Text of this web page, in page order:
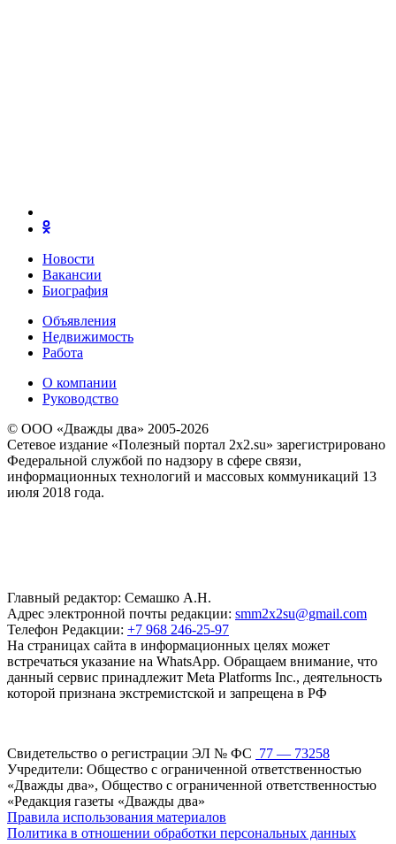
Новости
Вакансии
Биография
Объявления
Недвижимость
Работа
О компании
Руководство
© ООО «Дважды два» 2005-2026
Сетевое издание «Полезный портал 2x2.su» зарегистрировано
Федеральной службой по надзору в сфере связи,
информационных технологий и массовых коммуникаций 13
июля 2018 года.
Главный редактор: Семашко А.Н.
Адрес электронной почты редакции: smm2x2su@gmail.com
Телефон Редакции: +7 968 246-25-97
На страницах сайта в информационных целях может
встречаться указание на WhatsApp. Обращаем внимание, что
данный сервис принадлежит Meta Platforms Inc., деятельность
которой признана экстремистской и запрещена в РФ
Свидетельство о регистрации ЭЛ № ФС 77 — 73258
Учредители: Общество с ограниченной ответственностью
«Дважды два», Общество с ограниченной ответственностью
«Редакция газеты «Дважды два»
Правила использования материалов
Политика в отношении обработки персональных данных